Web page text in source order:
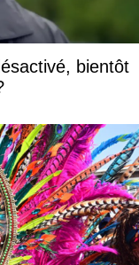
bientôt